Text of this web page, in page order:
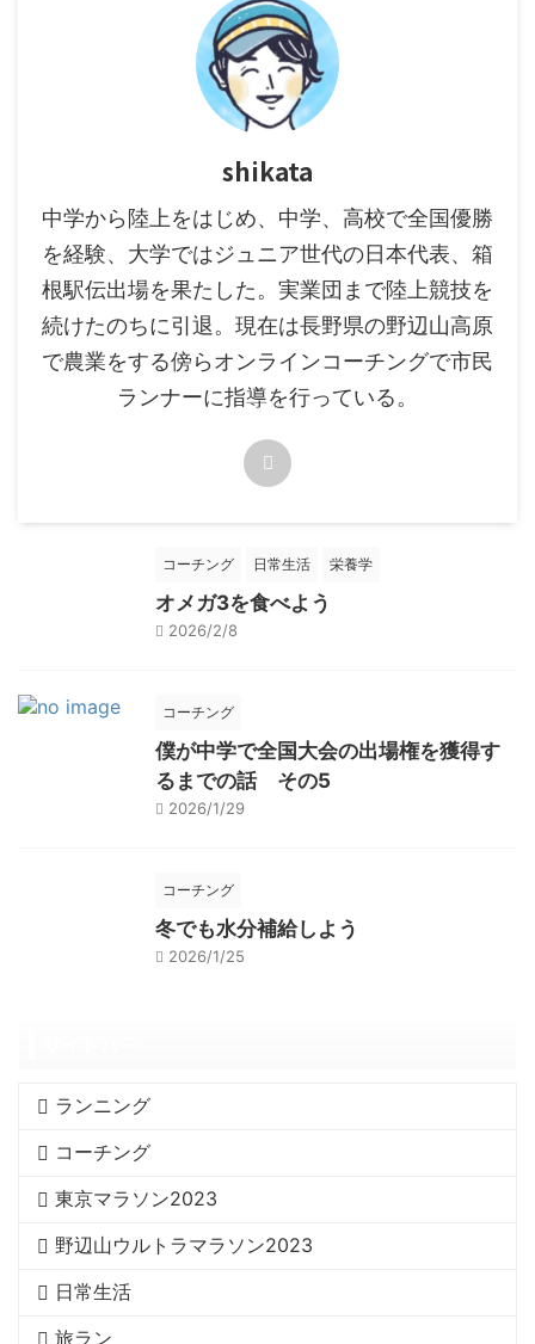
shikata
中学から陸上をはじめ、中学、高校で全国優勝
を経験、大学ではジュニア世代の日本代表、箱
根駅伝出場を果たした。実業団まで陸上競技を
続けたのちに引退。現在は長野県の野辺山高原
で農業をする傍らオンラインコーチングで市民
ランナーに指導を行っている。
コーチング 日常生活 栄養学
オメガ3を食べよう
2026/2/8
コーチング
僕が中学で全国大会の出場権を獲得す
るまでの話 その5
2026/1/29
コーチング
冬でも水分補給しよう
2026/1/25
ランニング
コーチング
東京マラソン2023
野辺山ウルトラマラソン2023
日常生活
旅ラン